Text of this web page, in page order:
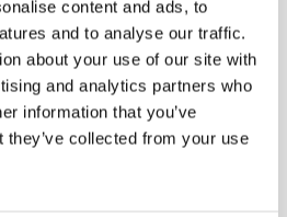
content and ads, to
and to analyse our traffic.
about your use of our site with
and analytics partners who
information that you’ve
they’ve collected from your use
ili igrati igrice. Tesly Y doslovno i pjeva